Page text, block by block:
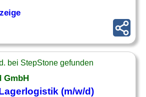
bei StepStone gefunden
GmbH
(m/w/d)